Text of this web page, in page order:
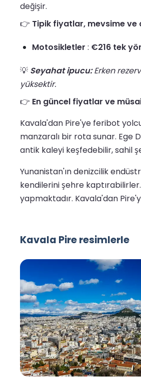
değişir.
👉 Tipik fiyatlar, mevsime ve
Motosikletler : €216 tek
💡 Seyahat ipucu:Erken
yüksektir.
👉 En güncel fiyatlar ve
Kavala'dan Pire'ye feribot
manzaralı bir rota sunar. Ege
antik kaleyi keşfedebilir, sahil
Yunanistan'ın denizcilik
kendilerini şehre
yapmaktadır. Kavala'dan
Kavala Pire resimlerle